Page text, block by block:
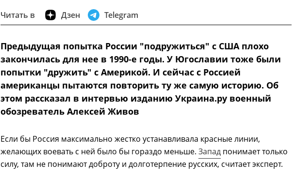
Читать в Дзен Telegram
Предыдущая попытка России "подружиться" с США плохо
закончилась для нее в 1990-е годы. У Югославии тоже были
попытки "дружить" с Америкой. И сейчас с Россией
американцы пытаются повторить ту же самую историю. Об
этом рассказал в интервью изданию Украина.ру военный
обозреватель Алексей Живов
Если бы Россия максимально жестко устанавливала красные линии,
желающих воевать с ней было бы гораздо меньше. Запад понимает только
силу, там не понимают доброту и долготерпение русских, считает эксперт.